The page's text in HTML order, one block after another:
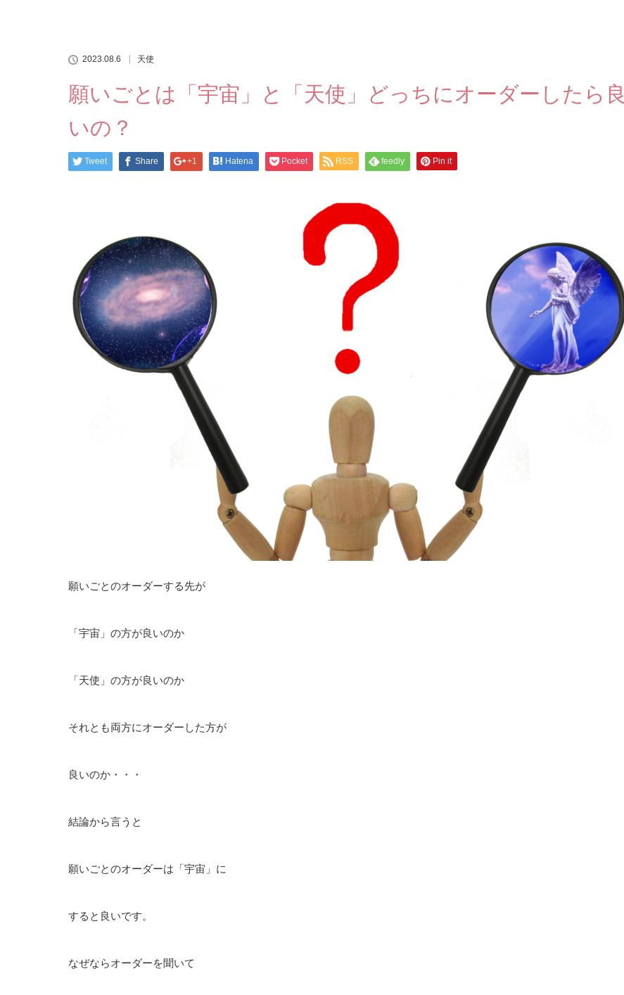
2023.08.6 天使
願いごとは「宇宙」と「天使」どっちにオーダーしたら良
いの？
Tweet Share +1 Hatena Pocket RSS feedly Pin it
願いごとのオーダーする先が
「宇宙」の方が良いのか
「天使」の方が良いのか
それとも両方にオーダーした方が
良いのか・・・
結論から言うと
願いごとのオーダーは「宇宙」に
すると良いです。
なぜならオーダーを聞いて